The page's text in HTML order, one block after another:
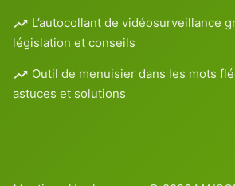
L’autocollant de vidéosurveillance
législation et conseils
Outil de menuisier dans les mots
astuces et solutions